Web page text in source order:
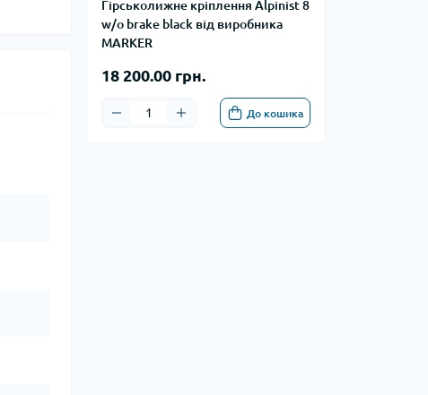
Гірськолижне кріплення Alpinist 8
w/o brake black від виробника
MARKER
18 200.00 грн.
До кошика